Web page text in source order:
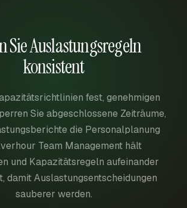
Sie Auslastungsregeln
konsistent
fest, genehmigen
Sie abgeschlossene Zeiträume,
die Personalplanung
Team Management hält
und Kapazitätsregeln aufeinander
damit Auslastungsentscheidungen
sauberer werden.